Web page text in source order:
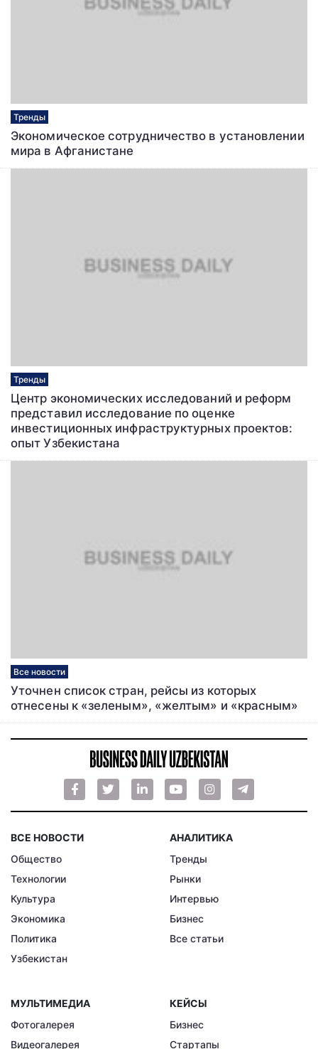
Тренды
Экономическое сотрудничество в установлении
мира в Афганистане
Тренды
Центр экономических исследований и реформ
представил исследование по оценке
инвестиционных инфраструктурных проектов:
опыт Узбекистана
Все новости
Уточнен список стран, рейсы из которых
отнесены к «зеленым», «желтым» и «красным»
ВСЕ НОВОСТИ
Общество
Технологии
Культура
Экономика
Политика
Узбекистан
АНАЛИТИКА
Тренды
Рынки
Интервью
Бизнес
Все статьи
МУЛЬТИМЕДИА
Фотогалерея
Видеогалерея
КЕЙСЫ
Бизнес
Стартапы